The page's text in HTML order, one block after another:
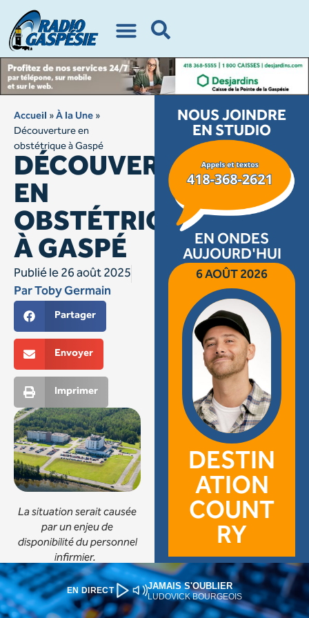
EN DIRECT JAMAIS S'OUBLIER
LUDOVICK BOURGEOIS